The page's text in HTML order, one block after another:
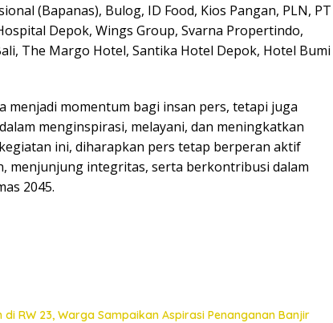
(Bapanas), Bulog, ID Food, Kios Pangan, PLN, PT
Depok, Wings Group, Svarna Propertindo,
The Margo Hotel, Santika Hotel Depok, Hotel Bumi
menjadi momentum bagi insan pers, tetapi juga
menginspirasi, melayani, dan meningkatkan
ini, diharapkan pers tetap berperan aktif
menjunjung integritas, serta berkontribusi dalam
2045.
RW 23, Warga Sampaikan Aspirasi Penanganan Banjir